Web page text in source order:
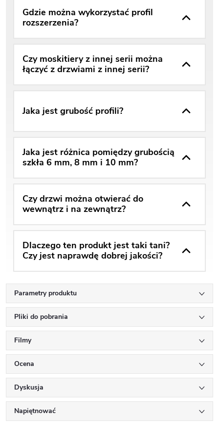
Gdzie można wykorzystać profil
rozszerzenia?
Czy moskitiery z innej serii można
łączyć z drzwiami z innej serii?
Jaka jest grubość profili?
Jaka jest różnica pomiędzy grubością
szkła 6 mm, 8 mm i 10 mm?
Czy drzwi można otwierać do
wewnątrz i na zewnątrz?
Dlaczego ten produkt jest taki tani?
Czy jest naprawdę dobrej jakości?
Parametry produktu
Pliki do pobrania
Filmy
Ocena
Dyskusja
Napiętnować